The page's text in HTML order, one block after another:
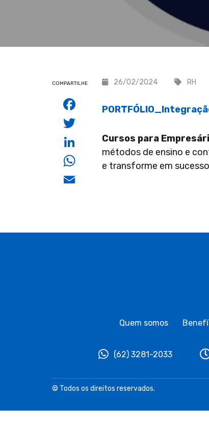
26/02/2024 RH
Cursos para
métodos de ensino e
e transforme em
COMPARTILHE
Facebook
LinkedIn
WhatsApp
Quem somos
(62) 3281-2033
© Todos os direitos reservados.